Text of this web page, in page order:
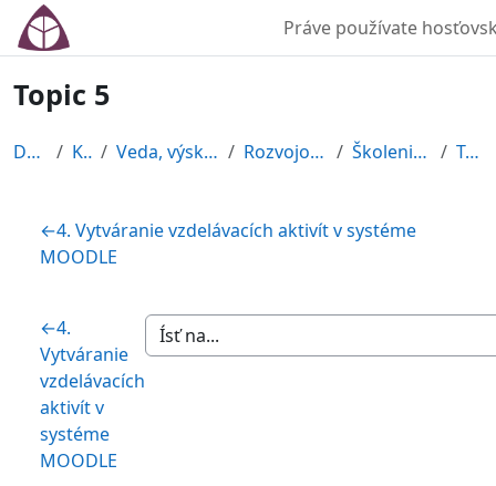
Preskočiť na hlavný obsah
Práve používate
Topic 5
Domov Kurzy Veda, výskum, projekty Rozvojové projekty Školenie MOODLE Topic 5
Osnova sekcie
←4. Vytváranie vzdelávacích aktivít v systéme
MOODLE
←4.
Vytváranie
vzdelávacích
aktivít v
systéme
MOODLE